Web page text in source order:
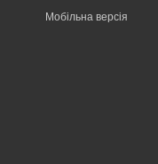
Мобільна версія